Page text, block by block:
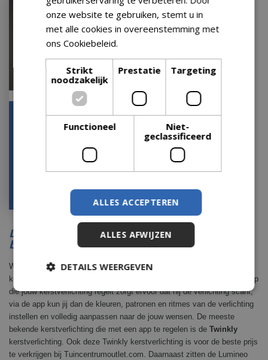
Rice led bu l3m-40l
trnsprnt/kwm
Houd mij op de hoogte
LED kerstverlichting met app kopen voor
binnen en buiten
Waarom kerstverlichting met een app? Door gebruik te maken van
kerstverlichting met een app heb jij nooit saaie kerstverlichting. Een app
die jouw kerstverlichting regelt zorgt ervoor dat hij de verlichting scant,
via de app kun jij dan de kleuren, patronen en ritmes van de verlichting
instellen en volledig aanpassen naar de jouw wensen. De meeste
bekende kerstverlichting die met een app te regelen is de Twinkly
kerstverlichting. Ook deze Twinkly kerstverlichting is voor de beste prijs
te verkrijgen bij Tuincentrumoutlet.com. Daarnaast zitten de Lumineo
onze website te gebruiken, stemt u in
met alle cookies in overeenstemming met
ons Cookiebeleid.
Strikt
noodzakelijk
Prestatie Targeting
Functioneel
Niet-
geclassificeerd
ALLES ACCEPTEREN
ALLES AFWIJZEN
DETAILS WEERGEVEN